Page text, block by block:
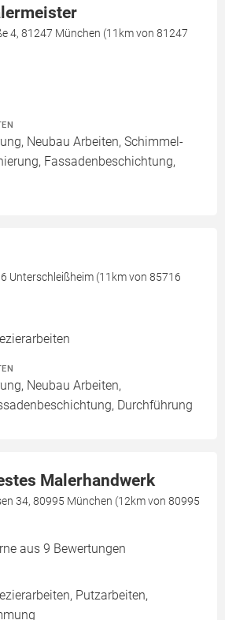
4, 81247 München (11km von 81247
Neubau Arbeiten, Schimmel-
Fassadenbeschichtung,
Unterschleißheim (11km von 85716
Neubau Arbeiten,
Durchführung
Malerhandwerk
34, 80995 München (12km von 80995
aus 9 Bewertungen
Putzarbeiten,